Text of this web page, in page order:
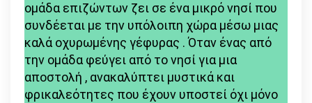
ομάδα επιζώντων ζει σε ένα μικρό νησί που
συνδέεται με την υπόλοιπη χώρα μέσω μιας
καλά οχυρωμένης γέφυρας . Όταν ένας από
την ομάδα φεύγει από το νησί για μια
αποστολή , ανακαλύπτει μυστικά και
φρικαλεότητες που έχουν υποστεί όχι μόνο